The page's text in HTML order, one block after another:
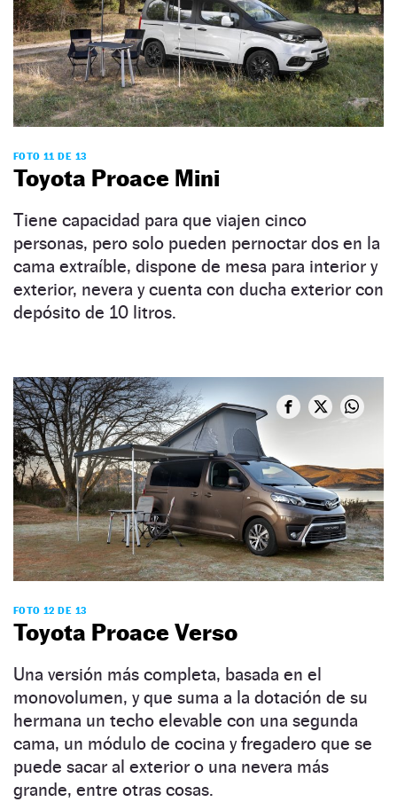
FOTO 11 DE 13
Toyota Proace Mini
Tiene capacidad para que viajen cinco
personas, pero solo pueden pernoctar dos en la
cama extraíble, dispone de mesa para interior y
exterior, nevera y cuenta con ducha exterior con
depósito de 10 litros.
FOTO 12 DE 13
Toyota Proace Verso
Una versión más completa, basada en el
monovolumen, y que suma a la dotación de su
hermana un techo elevable con una segunda
cama, un módulo de cocina y fregadero que se
puede sacar al exterior o una nevera más
grande, entre otras cosas.